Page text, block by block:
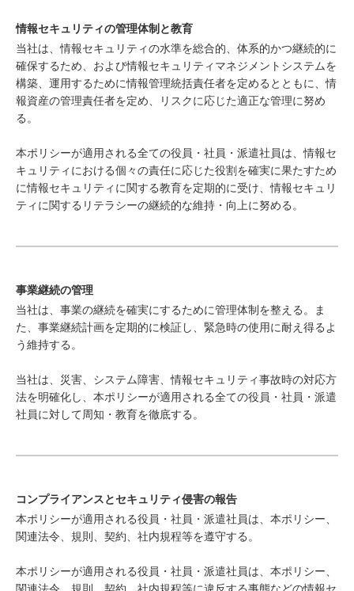
情報セキュリティの管理体制と教育
当社は、情報セキュリティの水準を総合的、体系的かつ継続的に
確保するため、および情報セキュリティマネジメントシステムを
構築、運用するために情報管理統括責任者を定めるとともに、情
報資産の管理責任者を定め、リスクに応じた適正な管理に努め
る。
本ポリシーが適用される全ての役員・社員・派遣社員は、情報セ
キュリティにおける個々の責任に応じた役割を確実に果たすため
に情報セキュリティに関する教育を定期的に受け、情報セキュリ
ティに関するリテラシーの継続的な維持・向上に努める。
事業継続の管理
当社は、事業の継続を確実にするために管理体制を整える。ま
た、事業継続計画を定期的に検証し、緊急時の使用に耐え得るよ
う維持する。
当社は、災害、システム障害、情報セキュリティ事故時の対応方
法を明確化し、本ポリシーが適用される全ての役員・社員・派遣
社員に対して周知・教育を徹底する。
コンプライアンスとセキュリティ侵害の報告
本ポリシーが適用される役員・社員・派遣社員は、本ポリシー、
関連法令、規則、契約、社内規程等を遵守する。
本ポリシーが適用される役員・社員・派遣社員は、本ポリシー、